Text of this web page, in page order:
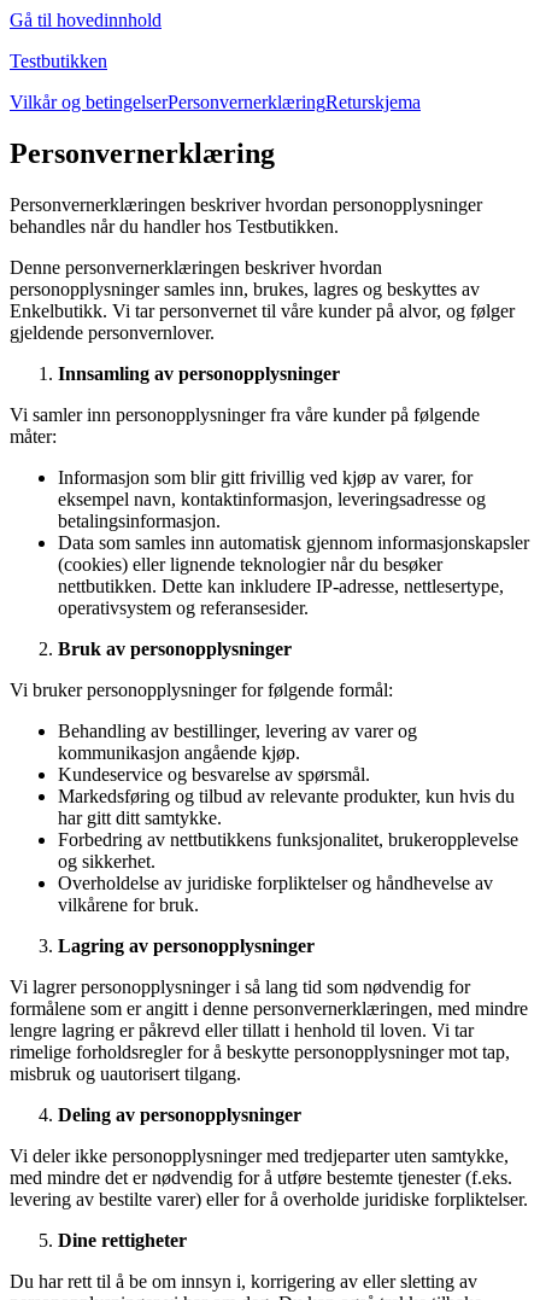
Gå til hovedinnhold
Testbutikken
Vilkår og betingelserPersonvernerklæringReturskjema
Personvernerklæring
Personvernerklæringen beskriver hvordan personopplysninger
behandles når du handler hos Testbutikken.
Denne personvernerklæringen beskriver hvordan
personopplysninger samles inn, brukes, lagres og beskyttes av
Enkelbutikk. Vi tar personvernet til våre kunder på alvor, og følger
gjeldende personvernlover.
Innsamling av personopplysninger
Vi samler inn personopplysninger fra våre kunder på følgende
måter:
Informasjon som blir gitt frivillig ved kjøp av varer, for
eksempel navn, kontaktinformasjon, leveringsadresse og
betalingsinformasjon.
Data som samles inn automatisk gjennom informasjonskapsler
(cookies) eller lignende teknologier når du besøker
nettbutikken. Dette kan inkludere IP-adresse, nettlesertype,
operativsystem og referansesider.
Bruk av personopplysninger
Vi bruker personopplysninger for følgende formål:
Behandling av bestillinger, levering av varer og
kommunikasjon angående kjøp.
Kundeservice og besvarelse av spørsmål.
Markedsføring og tilbud av relevante produkter, kun hvis du
har gitt ditt samtykke.
Forbedring av nettbutikkens funksjonalitet, brukeropplevelse
og sikkerhet.
Overholdelse av juridiske forpliktelser og håndhevelse av
vilkårene for bruk.
Lagring av personopplysninger
Vi lagrer personopplysninger i så lang tid som nødvendig for
formålene som er angitt i denne personvernerklæringen, med mindre
lengre lagring er påkrevd eller tillatt i henhold til loven. Vi tar
rimelige forholdsregler for å beskytte personopplysninger mot tap,
misbruk og uautorisert tilgang.
Deling av personopplysninger
Vi deler ikke personopplysninger med tredjeparter uten samtykke,
med mindre det er nødvendig for å utføre bestemte tjenester (f.eks.
levering av bestilte varer) eller for å overholde juridiske forpliktelser.
Dine rettigheter
Du har rett til å be om innsyn i, korrigering av eller sletting av